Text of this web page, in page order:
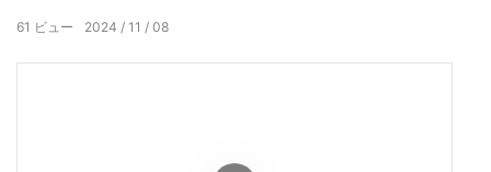
ビジネス プロモーションに関する最新ビデオへようこそ。 こ
2024 11 08
61 ビュー